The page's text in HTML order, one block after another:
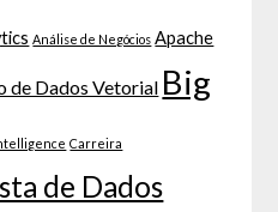
Análise de Negócios Apache
de Dados Vetorial Big
Carreira
de Dados